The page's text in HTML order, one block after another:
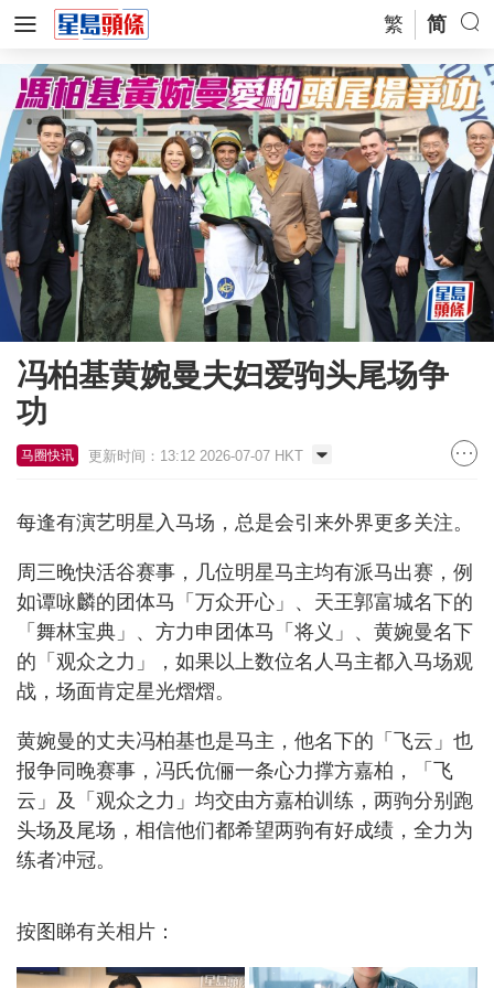
繁 简
冯柏基黄婉曼夫妇爱驹头尾场争
功
马圈快讯 更新时间：13:12 2026-07-07 HKT
每逢有演艺明星入马场，总是会引来外界更多关注。
周三晚快活谷赛事，几位明星马主均有派马出赛，例
如谭咏麟的团体马「万众开心」、天王郭富城名下的
「舞林宝典」、方力申团体马「将义」、黄婉曼名下
的「观众之力」，如果以上数位名人马主都入马场观
战，场面肯定星光熠熠。
黄婉曼的丈夫冯柏基也是马主，他名下的「飞云」也
报争同晚赛事，冯氏伉俪一条心力撑方嘉柏，「飞
云」及「观众之力」均交由方嘉柏训练，两驹分别跑
头场及尾场，相信他们都希望两驹有好成绩，全力为
练者冲冠。
按图睇有关相片：